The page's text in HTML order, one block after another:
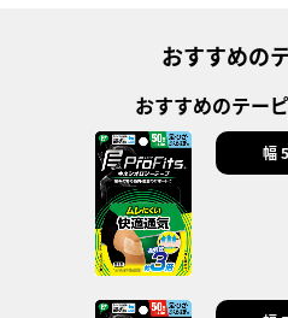
おすすめの
おすすめのテー
幅